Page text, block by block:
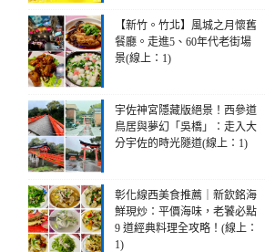
【新竹。竹北】風城之月懷舊
餐廳。走進5、60年代老街場
景(線上：1)
宇佐神宮隱藏版絕景！西參道
鳥居與夢幻「吳橋」：走入大
分宇佐的時光隧道(線上：1)
彰化線西美食推薦｜新欽銘海
鮮現炒：平價海味，老饕必點
9 道經典料理全攻略！(線上：
1)